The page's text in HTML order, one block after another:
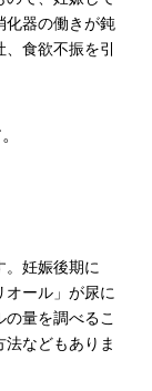
化器の働きが鈍
食欲不振を引
。妊娠後期に
オール」が尿に
量を調べるこ
などもありま